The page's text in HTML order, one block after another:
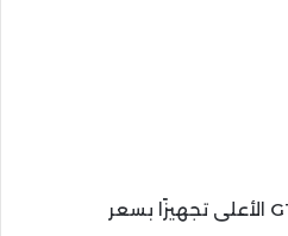
– فئة GT-Line Black Edition الأعلى تجهيزًا بسعر